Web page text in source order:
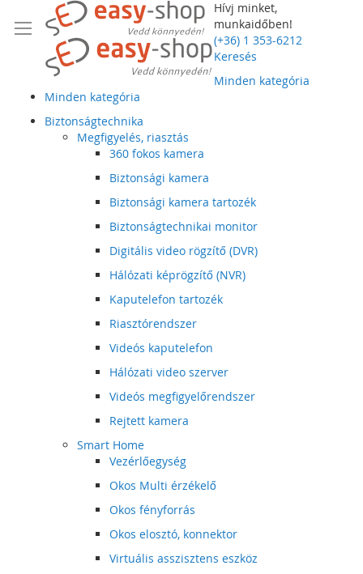
Hívj minket,
munkaidőben!
(+36) 1 353-6212
Keresés
Minden kategória
Minden kategória
Biztonságtechnika
Megfigyelés, riasztás
360 fokos kamera
Biztonsági kamera
Biztonsági kamera tartozék
Biztonságtechnikai monitor
Digitális video rögzítő (DVR)
Hálózati képrögzítő (NVR)
Kaputelefon tartozék
Riasztórendszer
Videós kaputelefon
Hálózati video szerver
Videós megfigyelőrendszer
Rejtett kamera
Smart Home
Vezérlőegység
Okos Multi érzékelő
Okos fényforrás
Okos elosztó, konnektor
Virtuális asszisztens eszköz